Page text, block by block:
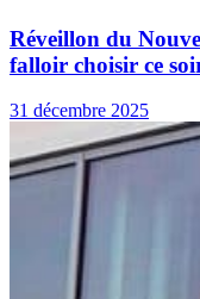
Réveillon du
falloir choisir ce
31 décembre 2025